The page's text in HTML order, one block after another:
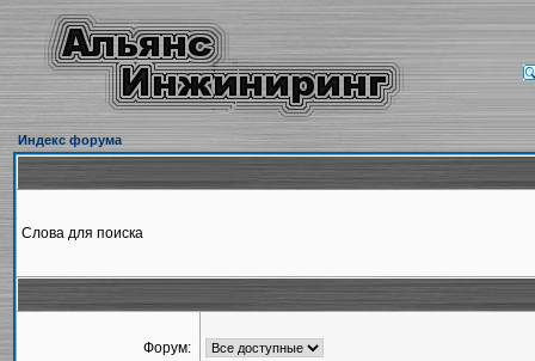
Индекс форума
Слова для поиска
Форум: